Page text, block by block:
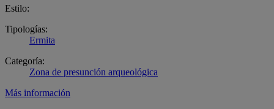
Estilo:
Tipologías:
Ermita
Categoría:
Zona de presunción arqueológica
Más información